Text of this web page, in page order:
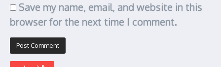
Save my name, email, and website in this
browser for the next time I comment.